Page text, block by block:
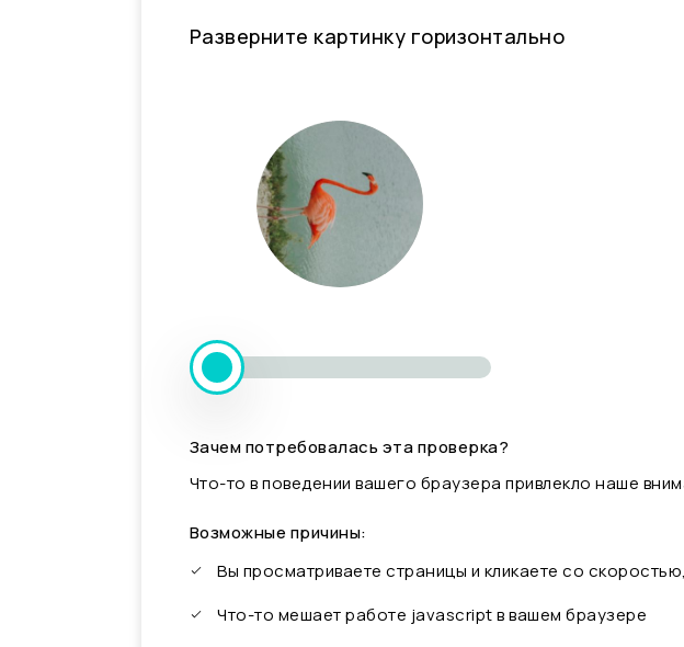
Разверните картинку горизонтально
Зачем потребовалась эта проверка?
Что-то в поведении вашего браузера привлекло наше
Возможные причины:
Вы просматриваете страницы и кликаете со
Что-то мешает работе javascript в вашем браузере